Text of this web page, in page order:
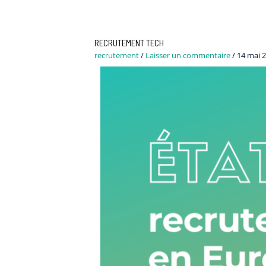
RECRUTEMENT TECH
recrutement/ Laisser un commentaire/ 14 mai